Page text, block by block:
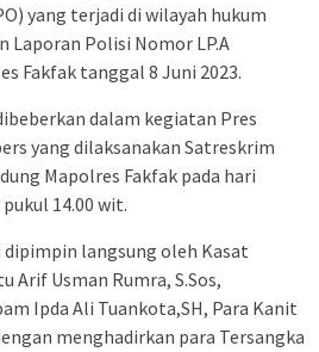
yang terjadi di wilayah hukum
Laporan Polisi Nomor LP.A
Fakfak tanggal 8 Juni 2023.
dalam kegiatan Pres
yang dilaksanakan Satreskrim
Mapolres Fakfak pada hari
14.00 wit.
dipimpin langsung oleh Kasat
Arif Usman Rumra, S.Sos,
Ipda Ali Tuankota,SH, Para Kanit
menghadirkan para Tersangka